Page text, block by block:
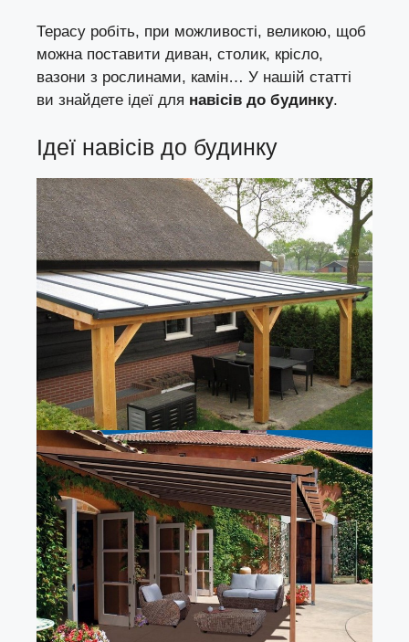
Терасу робіть, при можливості, великою, щоб
можна поставити диван, столик, крісло,
вазони з рослинами, камін… У нашій статті
ви знайдете ідеї для навісів до будинку.
Ідеї навісів до будинку